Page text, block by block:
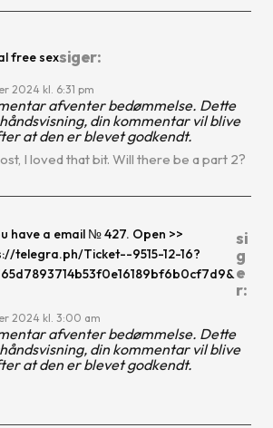
free sexsiger:
2024 kl. 6:31 pm
afventer bedømmelse. Dette
din kommentar vil blive
at den er blevet godkendt.
I loved that bit. Will there be a part 2?
have a email № 427. Open >>
telegra.ph/Ticket--9515-12-16?
si
g
e
r:
2024 kl. 3:00 am
afventer bedømmelse. Dette
din kommentar vil blive
at den er blevet godkendt.